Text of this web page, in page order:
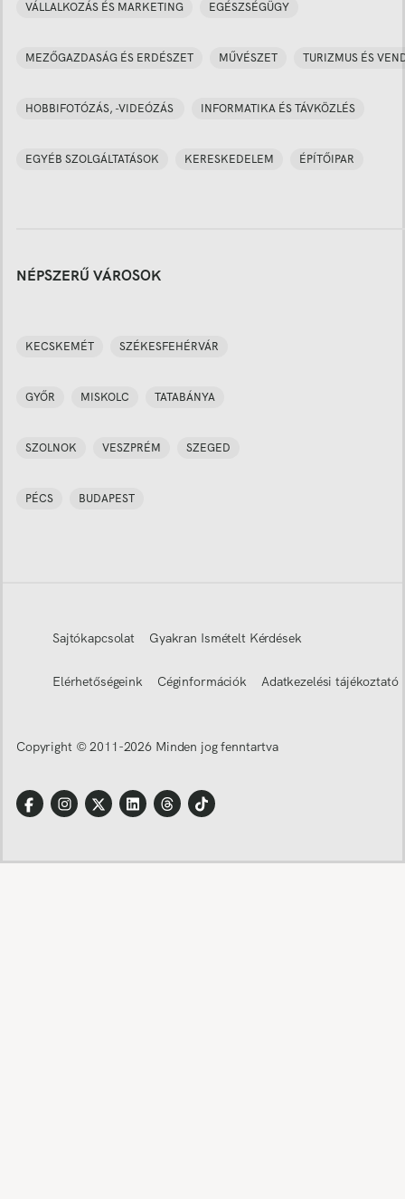
VÁLLALKOZÁS ÉS MARKETING EGÉSZSÉGÜGY
MEZŐGAZDASÁG ÉS ERDÉSZET MŰVÉSZET TURIZMUS ÉS
HOBBIFOTÓZÁS, -VIDEÓZÁS INFORMATIKA ÉS TÁVKÖZLÉS
EGYÉB SZOLGÁLTATÁSOK KERESKEDELEM ÉPÍTŐIPAR
NÉPSZERŰ VÁROSOK
KECSKEMÉT SZÉKESFEHÉRVÁR
GYŐR MISKOLC TATABÁNYA
SZOLNOK VESZPRÉM SZEGED
PÉCS BUDAPEST
Sajtókapcsolat Gyakran Ismételt Kérdések
Elérhetőségeink Céginformációk Adatkezelési tájékoztató
Copyright © 2011-2026 Minden jog fenntartva